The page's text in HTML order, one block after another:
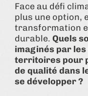
Face au défi
plus une option,
transformation
durable. Quels
imaginés par
territoires pour
de qualité dans
se développer ?